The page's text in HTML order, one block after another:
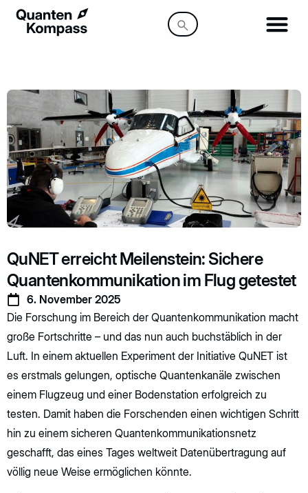
QuNET erreicht Meilenstein: Sichere
Quantenkommunikation im Flug getestet
6. November 2025
Die Forschung im Bereich der Quantenkommunikation macht
große Fortschritte – und das nun auch buchstäblich in der
Luft. In einem aktuellen Experiment der Initiative QuNET ist
es erstmals gelungen, optische Quantenkanäle zwischen
einem Flugzeug und einer Bodenstation erfolgreich zu
testen. Damit haben die Forschenden einen wichtigen Schritt
hin zu einem sicheren Quantenkommunikationsnetz
geschafft, das eines Tages weltweit Datenübertragung auf
völlig neue Weise ermöglichen könnte.